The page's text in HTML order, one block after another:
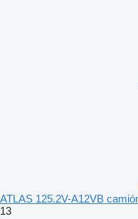
ATLAS 125.2V-A12VB
13